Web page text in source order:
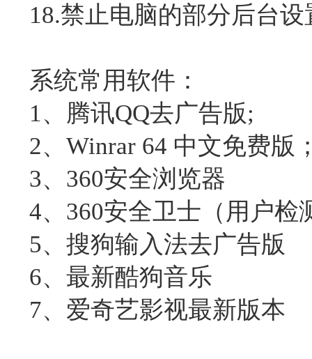
18.禁止电脑的部分后台
系统常用软件：
1、腾讯QQ去广告版;
2、Winrar 64 中文免费版
3、360安全浏览器
4、360安全卫士（用户检
5、搜狗输入法去广告版
6、最新酷狗音乐
7、爱奇艺影视最新版本